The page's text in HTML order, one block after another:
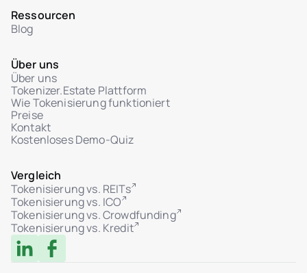
Vom Admin ausgelöste Token-Transfers
Investoren
Ticket-Statusverwaltung: In Prüfung / Gelöst
Dateianhänge im Benutzer-Admin-Dialog
Ressourcen
Blog
Über uns
Über uns
Tokenizer.Estate Plattform
Wie Tokenisierung funktioniert
Preise
Kontakt
Kostenloses Demo-Quiz
Vergleich
Tokenisierung vs. REITs
Tokenisierung vs. ICO
Tokenisierung vs. Crowdfunding
Tokenisierung vs. Kredit